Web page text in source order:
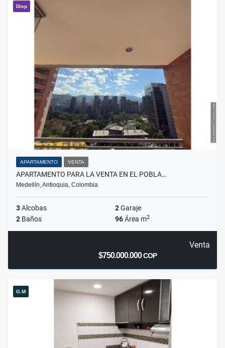
Disp
APARTAMENTO VENTA
APARTAMENTO PARA LA VENTA EN EL POBLA…
Medellín, Antioquia, Colombia
3Alcobas 2Garaje
2 Baños 96Área m2
Venta
$750.000.000COP
G.M